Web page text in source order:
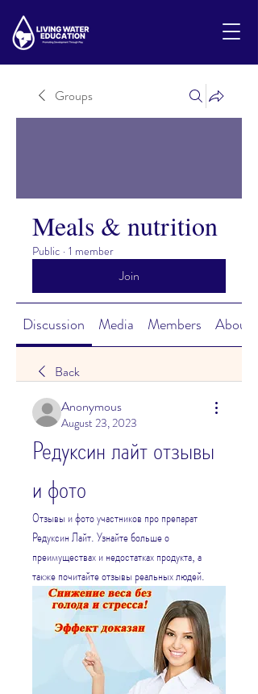
Groups
Meals & nutrition
Public · 1 member
Join
Discussion Media Members About
Back
Anonymous
August 23, 2023
Редуксин лайт отзывы
и фото
Отзывы и фото участников про препарат
Редуксин Лайт. Узнайте больше о
преимуществах и недостатках продукта, а
также почитайте отзывы реальных людей.